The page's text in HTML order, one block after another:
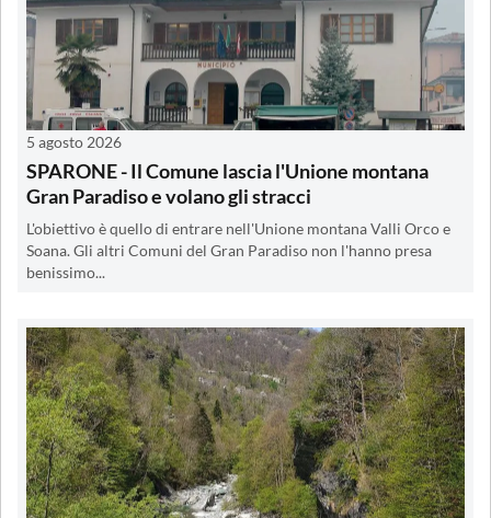
5 agosto 2026
SPARONE - Il Comune lascia l'Unione montana
Gran Paradiso e volano gli stracci
L'obiettivo è quello di entrare nell'Unione montana Valli Orco e
Soana. Gli altri Comuni del Gran Paradiso non l'hanno presa
benissimo...